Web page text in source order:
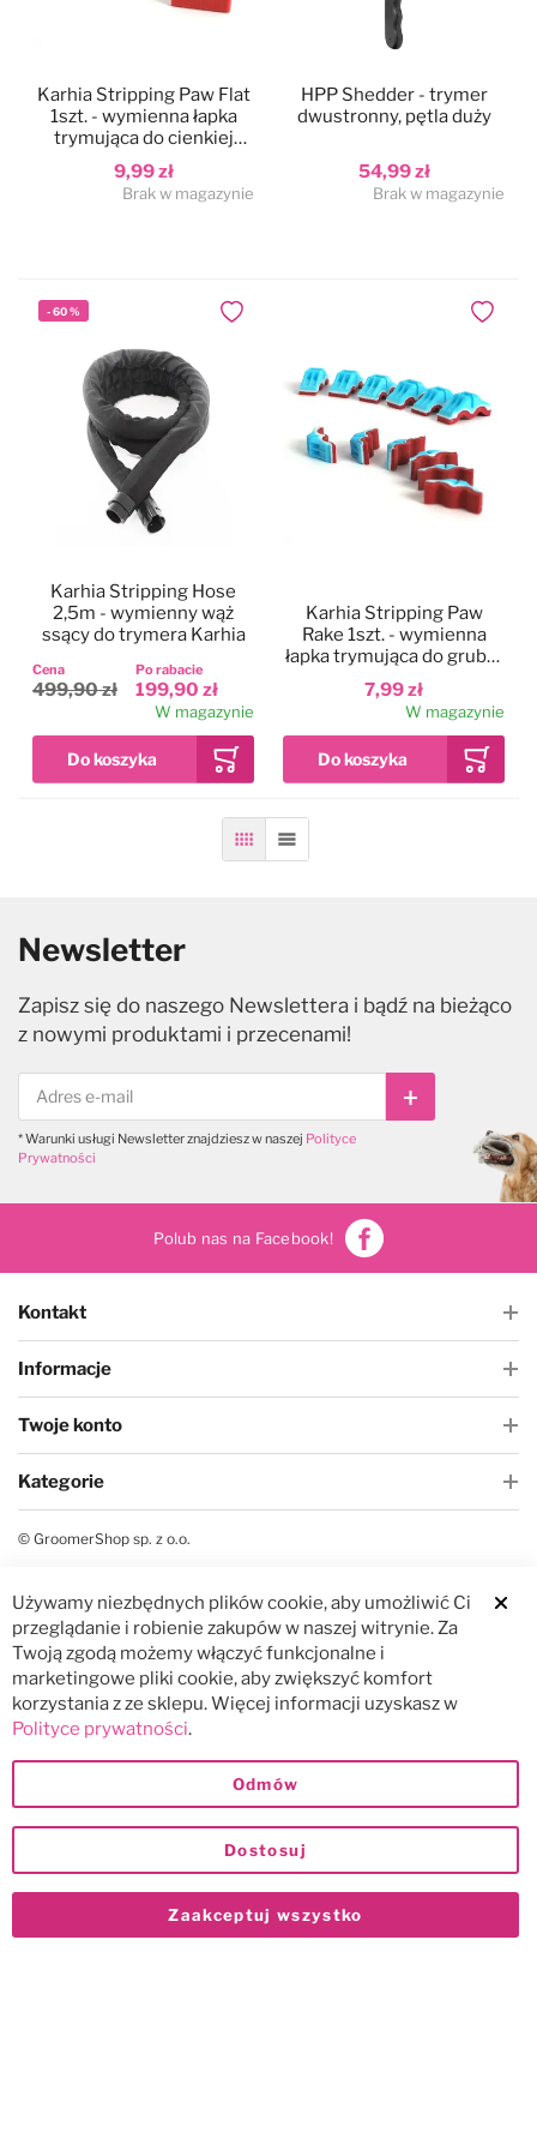
Groom Professional
Mars Coat King - drewno
Mars Coat King - plastik
Miranda
Show Tech
Groomer.dk
Ideal Dog/Chadog
Mars
Miranda
Show Tech
Special One
Vivog
9,99 zł
Karhia Stripping Paw Flat
1szt. - wymienna łapka
trymująca do cienkiej
sierści, do trymera Karhia
Pro
Brak w magazynie
54,99 zł
HPP Shedder - trymer
dwustronny, pętla duży
Brak w magazynie
-60%
Po rabacie
199,90 zł
Cena
499,90 zł
Karhia Stripping Hose
2,5m - wymienny wąż
ssący do trymera Karhia
W magazynie
Dodaj do ulubionych
7,99 zł
Karhia Stripping Paw
Rake 1szt. - wymienna
łapka trymująca do grubej
sierści, do trymera Karhia
Pro
W magazynie
Dodaj
SiatkaLista
Newsletter
Zapisz się do naszego Newslettera i bądź na bieżąco
z nowymi produktami i przecenami!
Subskrybuj
* Warunki usługi Newsletter znajdziesz w naszej Polityce
Prywatności
Polub nas na Facebook!
Kontakt
Informacje
Twoje konto
Kategorie
© GroomerShop sp. z o.o.
Używamy niezbędnych plików cookie, aby umożliwić Ci
przeglądanie i robienie zakupów w naszej witrynie. Za
Twoją zgodą możemy włączyć funkcjonalne i
marketingowe pliki cookie, aby zwiększyć komfort
korzystania z ze sklepu. Więcej informacji uzyskasz w
Polityce prywatności.
Zaakceptuj wszystko
Dostosuj
Odmów